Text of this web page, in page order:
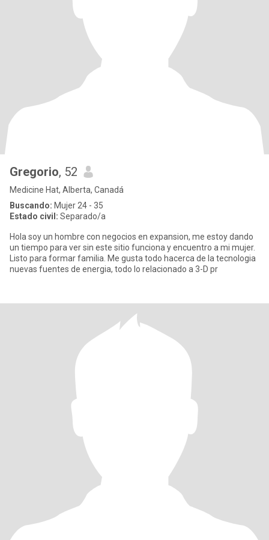
Gregorio, 52
Medicine Hat, Alberta, Canadá
Buscando: Mujer 24 - 35
Estado civil: Separado/a
Hola soy un hombre con negocios en expansion, me estoy dando
un tiempo para ver sin este sitio funciona y encuentro a mi mujer.
Listo para formar familia. Me gusta todo hacerca de la tecnologia
nuevas fuentes de energia, todo lo relacionado a 3-D pr